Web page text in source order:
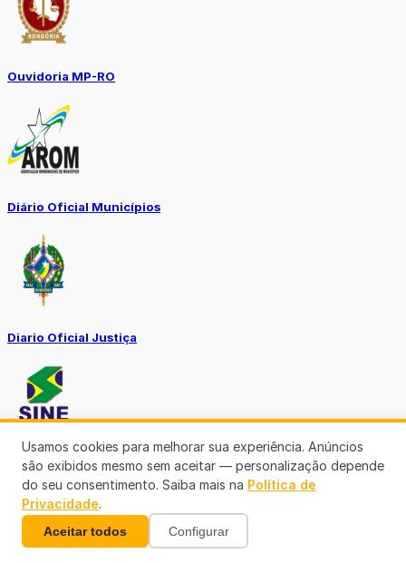
Ouvidoria MP-RO
Diário Oficial Municípios
Diario Oficial Justiça
SINE Municipal
Usamos cookies para melhorar sua experiência. Anúncios
são exibidos mesmo sem aceitar — personalização depende
do seu consentimento. Saiba mais na Política de
Privacidade.
Aceitar todos Configurar